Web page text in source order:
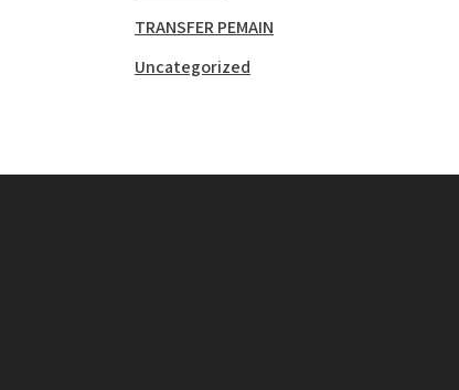
TRANSFER PEMAIN
Uncategorized